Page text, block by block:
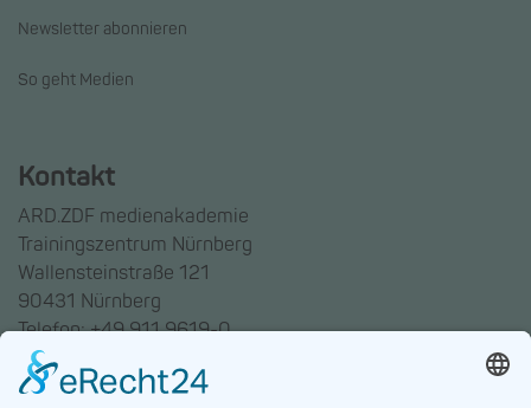
Newsletter abonnieren
So geht Medien
Kontakt
ARD.ZDF medienakademie
Trainingszentrum Nürnberg
Wallensteinstraße 121
90431 Nürnberg
Telefon: +49 911 9619-0
Trainingszentrum Hannover